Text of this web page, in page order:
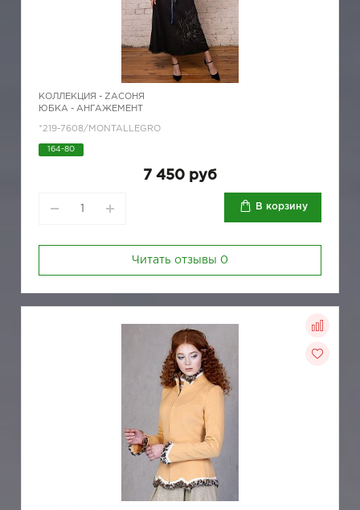
КОЛЛЕКЦИЯ - ZAСОНЯ
ЮБКА - АНГАЖЕМЕНТ
*219-7608/MONTALLEGRO
164-80
7 450 руб
В корзину
Читать отзывы 0